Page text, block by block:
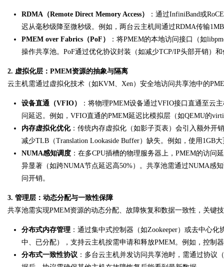
RDMA（Remote Direct Memory Access）
：通过InfiniBand或
迟从毫秒级降至微秒级。例如，两台云主机间通过RDMA传输
PMEM over Fabrics（PoF）
：将PMEM的本地访问接口（如
操作共享池。PoF通过优化协议封装（如减少TCP/IP头部开销）
2. 虚拟化层：PMEM资源的抽象与隔离
云主机需通过虚拟化技术（如KVM、Xen）安全地访问共享池中的
设备直通（VFIO）
：将物理PMEM设备通过VFIO接口直通至云
问延迟。例如，VFIO直通的PMEM延迟比模拟层（如QEMU的
内存虚拟化优化：传统内存虚拟化（如影子页表）会引入额外开
减少TLB（Translation Lookaside Buffer）缺失。例如，使用1GB
NUMA感知调度 ：在多CPU插槽的物理服务器上，PMEM的访问
异显著（如跨NUMA节点延迟高50%）。共享池需通过NUMA感
问开销。
3. 管理层：动态分配与一致性保障
共享池需实现PMEM资源的动态分配、故障恢复和数据一致性，关键
分布式内存管理 ：通过集中式控制器（如Zookeeper）或去中心
中、已分配），支持云主机按需申请和释放PMEM。例如，控制
分布式一致性协议 ：多台云主机并发访问共享池时，需通过协议